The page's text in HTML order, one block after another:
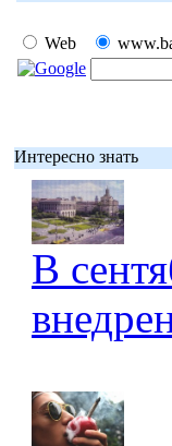
Web
Интересно знать
В